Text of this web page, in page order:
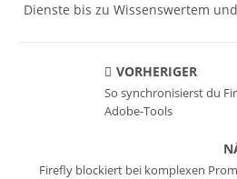
Dienste bis zu Wissenswertem
VORHERIGER
So synchronisierst du
Adobe-Tools
Firefly blockiert bei komplexen